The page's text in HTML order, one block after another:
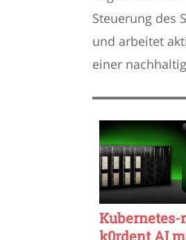
Steuerung des
und arbeitet
einer
Kubernetes-
k0rdent AI